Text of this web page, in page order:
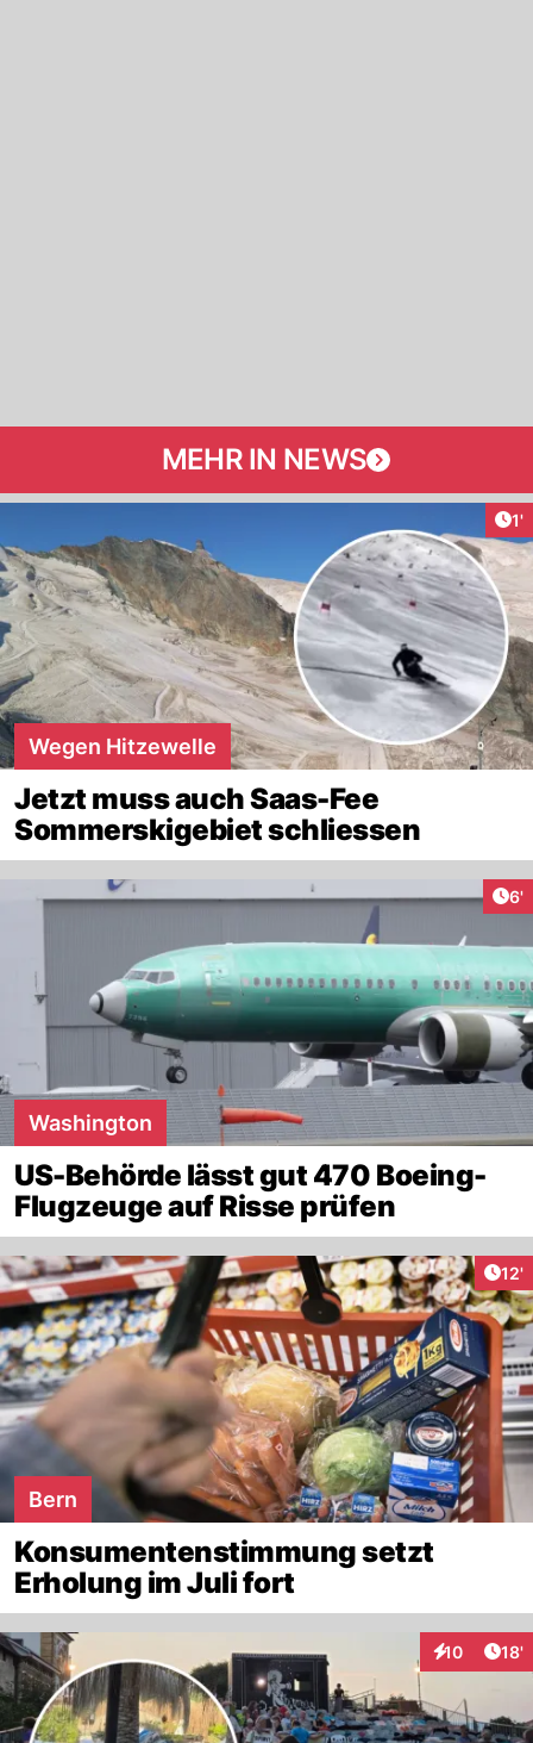
MEHR IN NEWS
1'
Wegen Hitzewelle
Jetzt muss auch Saas-Fee
Sommerskigebiet schliessen
6'
Washington
US-Behörde lässt gut 470 Boeing-
Flugzeuge auf Risse prüfen
12'
Bern
Konsumentenstimmung setzt
Erholung im Juli fort
10
Interaktionen
18'